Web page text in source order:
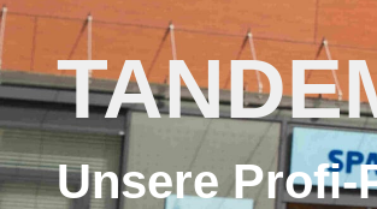
Unsere Profi-